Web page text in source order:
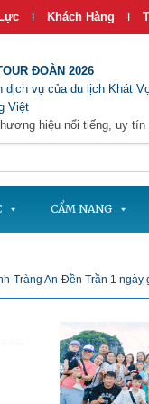
| Khách Hàng |
ĐOÀN 2026
vụ của du lịch Khát
Việt
hiệu nổi tiếng, uy
CẨM NANG
Tràng An-Đền Trần 1 ngày